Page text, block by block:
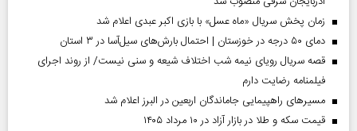
زمان پخش سریال «ماه عسل» با بازی اکبر عبدی اعلام شد
دمای ۵۰ درجه در خوزستان | احتمال بارش‌های سیل‌آسا در ۳ استان
قصه سریال رویای نیمه شب اختلاف شیعه و سنی نیست/ از روند اجرای
فیلمنامه رضایت دارم
مسیر‌های راهپیمایی جاماندگان اربعین در البرز اعلام شد
قیمت سکه و طلا در بازار آزاد در ۱۰ مرداد ۱۴۰۵